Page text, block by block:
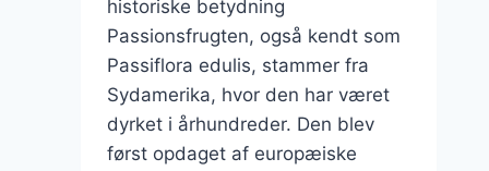
historiske betydning
Passionsfrugten, også kendt som
Passiflora edulis, stammer fra
Sydamerika, hvor den har været
dyrket i århundreder. Den blev
først opdaget af europæiske